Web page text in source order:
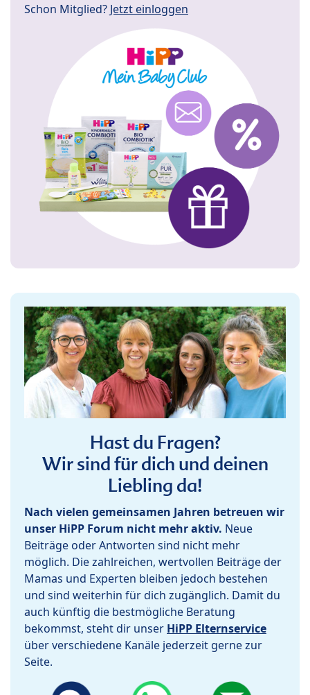
Schon Mitglied? Jetzt einloggen
Hast du Fragen?
Wir sind für dich und deinen
Liebling da!
Nach vielen gemeinsamen Jahren betreuen wir
unser HiPP Forum nicht mehr aktiv. Neue
Beiträge oder Antworten sind nicht mehr
möglich. Die zahlreichen, wertvollen Beiträge der
Mamas und Experten bleiben jedoch bestehen
und sind weiterhin für dich zugänglich. Damit du
auch künftig die bestmögliche Beratung
bekommst, steht dir unser HiPP Elternservice
über verschiedene Kanäle jederzeit gerne zur
Seite.